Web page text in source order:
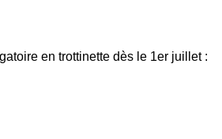
en trottinette dès le 1er juillet :